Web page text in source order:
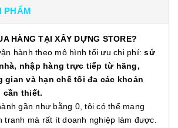
PHẨM
HÀNG TẠI XÂY DỰNG STORE?
hành theo mô hình tối ưu chi phí:sử
nhập hàng trực tiếp từ hãng,
gian và hạn chế tối đa các khoản
cần thiết.
gần như bằng 0, tôi có thể mang
tranh mà rất ít doanh nghiệp làm được.